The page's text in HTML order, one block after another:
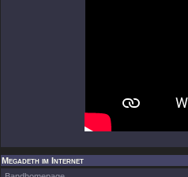
Megadeth im Internet